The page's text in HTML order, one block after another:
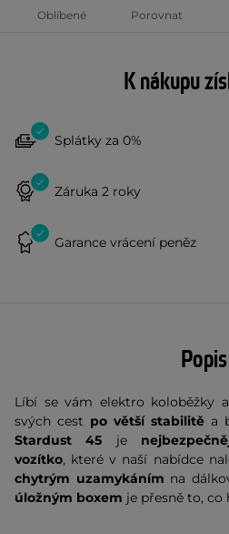
Oblíbené Porovnat
K nákupu
Splátky za 0%
Záruka 2 roky
Garance vrácení peněz
Popis
Líbí se vám elektro koloběžky
svých cest po větší stabilitě a
Stardust 45 je
vozítko, které v naší nabídce
chytrým uzamykáním na
úložným boxem je přesně to, co